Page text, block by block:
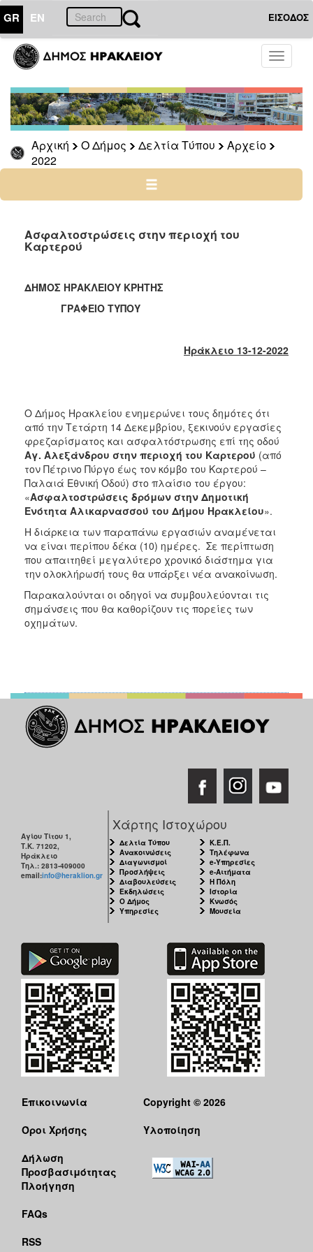
GR EN ΕΙΣΟΔΟΣ
Toggle
Αρχική Ο Δήμος Δελτία Τύπου
Αρχείο
2022
ΔΗΜΟΣ
Δελτία
Τύπου
Αρχείο
2026
2025
2022
2021
2019
2018
2012
2011
2010
2006
ΤΟΠΟΣ
ΠΟΛΙΤΙΣΜΟΣ
Ασφαλτοστρώσεις στην περιοχή του
Καρτερού
ΔΗΜΟΣ ΗΡΑΚΛΕΙΟΥ ΚΡΗΤΗΣ
ΓΡΑΦΕΙΟ ΤΥΠΟΥ
Ηράκλειο 13-12-2022
Ο Δήμος Ηρακλείου ενημερώνει τους δημότες ότι
από την Τετάρτη 14 Δεκεμβρίου, ξεκινούν εργασίες
φρεζαρίσματος και ασφαλτόστρωσης επί της οδού
Αγ. Αλεξάνδρου στην περιοχή του Καρτερού (από
τον Πέτρινο Πύργο έως τον κόμβο του Καρτερού –
Παλαιά Εθνική Οδού) στο πλαίσιο του έργου:
«Ασφαλτοστρώσεις δρόμων στην Δημοτική
Ενότητα Αλικαρνασσού του Δήμου Ηρακλείου».
Η διάρκεια των παραπάνω εργασιών αναμένεται
να είναι περίπου δέκα (10) ημέρες. Σε περίπτωση
που απαιτηθεί μεγαλύτερο χρονικό διάστημα για
την ολοκλήρωσή τους θα υπάρξει νέα ανακοίνωση.
Παρακαλούνται οι οδηγοί να συμβουλεύονται τις
σημάνσεις που θα καθορίζουν τις πορείες των
οχημάτων.
Αγίου Τίτου 1,
Τ.Κ. 71202,
Ηράκλειο
Τηλ.: 2813-409000
email:info@heraklion.gr
Χάρτης Ιστοχώρου
Δελτία Τύπου
Ανακοινώσεις
Διαγωνισμοί
Προσλήψεις
Διαβουλεύσεις
Εκδηλώσεις
Ο Δήμος
Υπηρεσίες
Κ.Ε.Π.
Τηλέφωνα
e-Υπηρεσίες
e-Αιτήματα
Η Πόλη
Ιστορία
Κνωσός
Μουσεία
Επικοινωνία
Όροι Χρήσης
Δήλωση
Προσβασιμότητας
Πλοήγηση
FAQs
RSS
Copyright © 2026
Υλοποίηση